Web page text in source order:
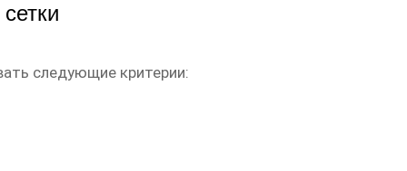
следующие критерии: